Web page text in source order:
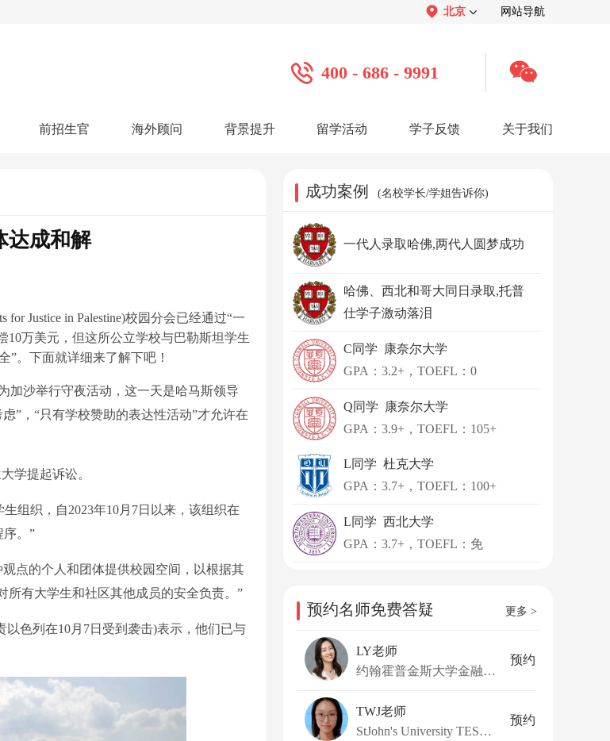
北京 网站导航
400 - 686 - 9991
智能诊断
单： 26年Offer榜
前招生官 海外顾问 背景提升 留学活动 学子反馈
学子心声： 感谢视频 学子访谈
关于我们
品牌介绍： 关于我们 公司活动 媒体报道
达成和解
Justice in Palestine)校园分会已经通过“一
10万美元，但这所公立学校与巴勒斯坦学生
”。下面就详细来了解下吧！
沙举行守夜活动，这一天是哈马斯领导
”，“只有学校赞助的表达性活动”才允许在
学提起诉讼。
织，自2023年10月7日以来，该组织在
序。”
点的个人和团体提供校园空间，以根据其
所有大学生和社区其他成员的安全负责。”
色列在10月7日受到袭击)表示，他们已与
成功案例 (名校学长/学姐告诉你)
一代人录取哈佛,两代人圆梦成功
哈佛、西北和哥大同日录取,托普
仕学子激动落泪
C同学 康奈尔大学
GPA：3.2+，TOEFL：0
Q同学 康奈尔大学
GPA：3.9+，TOEFL：105+
L同学 杜克大学
GPA：3.7+，TOEFL：100+
L同学 西北大学
GPA：3.7+，TOEFL：免
预约名师免费答疑 更多 >
LY老师
约翰霍普金斯大学金融硕士
预约
TWJ老师
StJohn's University TESOL硕士
预约